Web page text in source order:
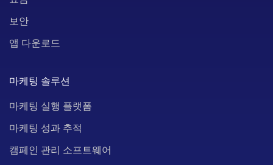
보안
앱 다운로드
마케팅 솔루션
마케팅 실행 플랫폼
마케팅 성과 추적
캠페인 관리 소프트웨어